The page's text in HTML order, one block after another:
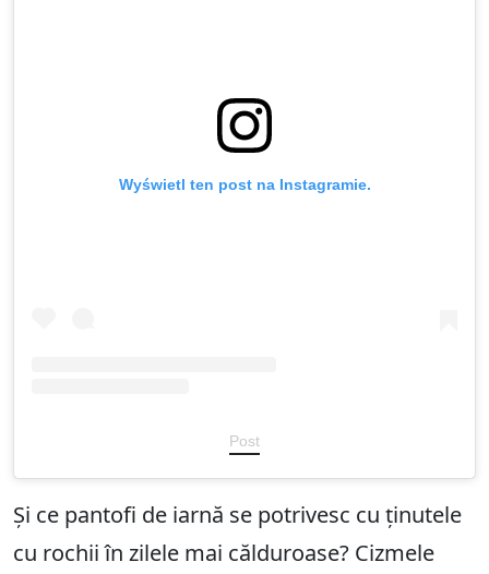
Wyświetl ten post na Instagramie.
Post
Și ce pantofi de iarnă se potrivesc cu ținutele
cu rochii în zilele mai călduroase? Cizmele